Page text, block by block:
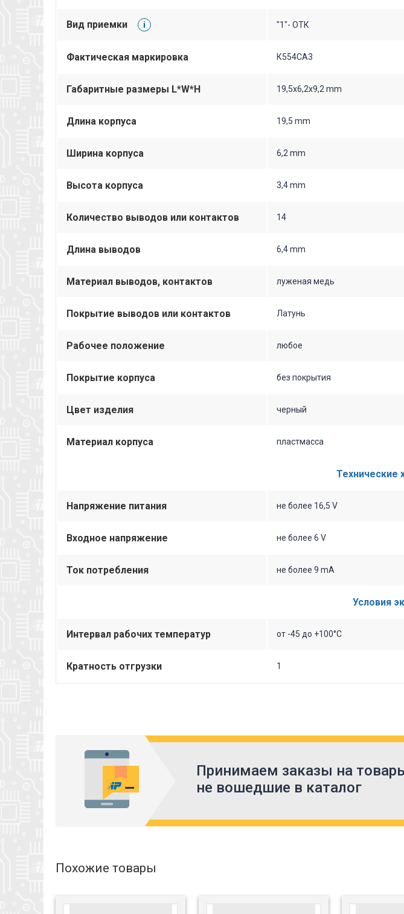
Вид приемки i "1"- ОТК
Фактическая маркировка К554СА3
Габаритные размеры L*W*H 19,5х6,2х9,2 mm
Длина корпуса 19,5 mm
Ширина корпуса 6,2 mm
Высота корпуса 3,4 mm
Количество выводов или контактов 14
Длина выводов 6,4 mm
Материал выводов, контактов луженая медь
Покрытие выводов или контактов Латунь
Рабочее положение любое
Покрытие корпуса без покрытия
Цвет изделия черный
Материал корпуса пластмасса
Технические
Напряжение питания не более 16,5 V
Входное напряжение не более 6 V
Ток потребления не более 9 mA
Условия
Интервал рабочих температур от -45 до +100°C
Кратность отгрузки 1
Принимаем заказы на
не вошедшие в каталог
Похожие товары